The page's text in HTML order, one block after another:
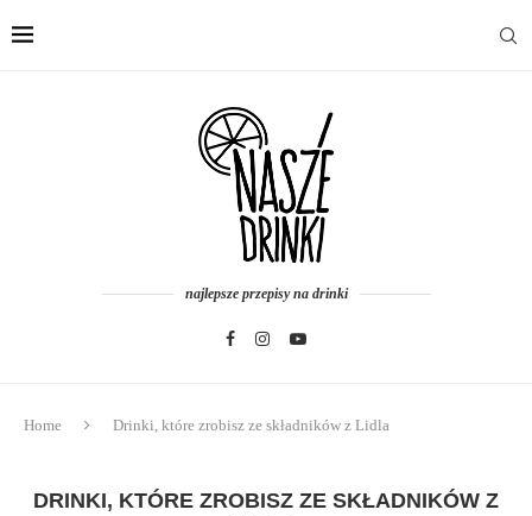
najlepsze przepisy na drinki
Home Drinki, które zrobisz ze składników z Lidla
DRINKI, KTÓRE ZROBISZ ZE SKŁADNIKÓW Z